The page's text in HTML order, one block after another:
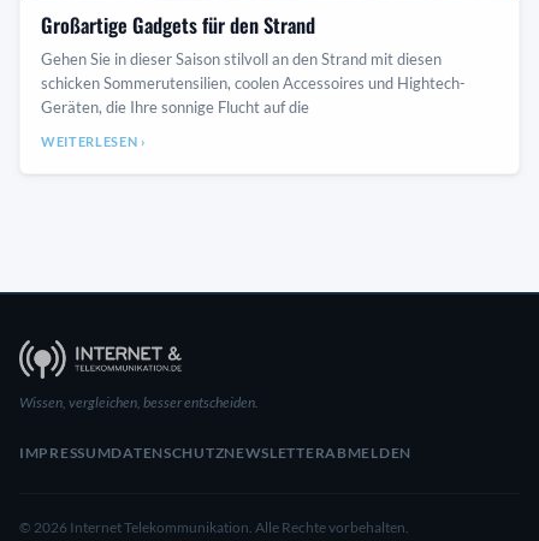
Großartige Gadgets für den Strand
Gehen Sie in dieser Saison stilvoll an den Strand mit diesen
schicken Sommerutensilien, coolen Accessoires und Hightech-
Geräten, die Ihre sonnige Flucht auf die
WEITERLESEN ›
Wissen, vergleichen, besser entscheiden.
IMPRESSUMDATENSCHUTZNEWSLETTERABMELDEN
© 2026 Internet Telekommunikation. Alle Rechte vorbehalten.